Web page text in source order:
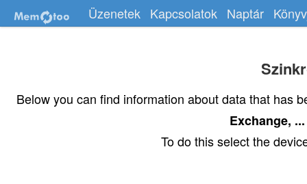
Üzenetek Kapcsolatok Naptár
Below you can find information about data that has
Exchange, ...
To do this select the